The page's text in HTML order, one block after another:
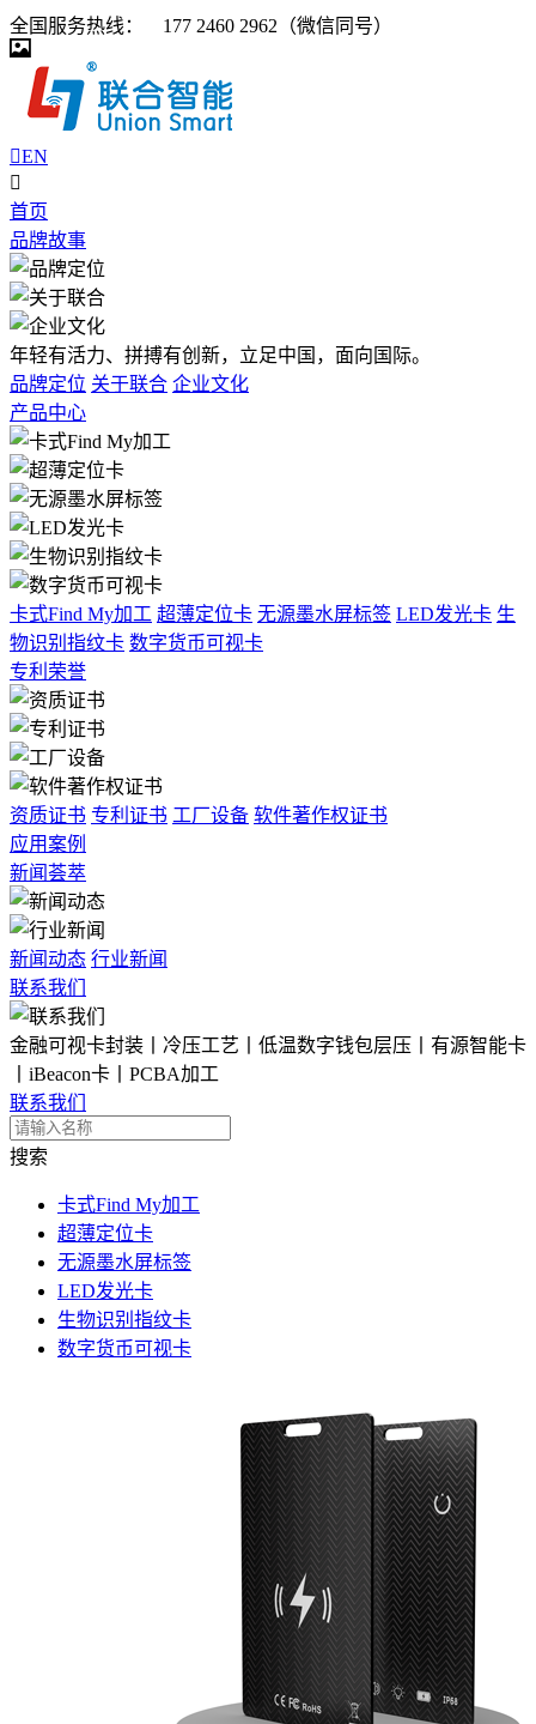
全国服务热线： 177 2460 2962（微信同号）

EN

首页
品牌故事
年轻有活力、拼搏有创新，立足中国，面向国际。
品牌定位 关于联合 企业文化
产品中心
卡式Find My加工 超薄定位卡 无源墨水屏标签 LED发光卡 生
物识别指纹卡 数字货币可视卡
专利荣誉
资质证书 专利证书 工厂设备 软件著作权证书
应用案例
新闻荟萃
新闻动态 行业新闻
联系我们
金融可视卡封装丨冷压工艺丨低温数字钱包层压丨有源智能卡
丨iBeacon卡丨PCBA加工
联系我们
搜索
卡式Find My加工
超薄定位卡
无源墨水屏标签
LED发光卡
生物识别指纹卡
数字货币可视卡